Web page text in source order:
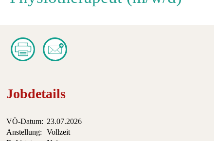
Jobdetails
VÖ-Datum: 23.07.2026
Anstellung:
Vollzeit